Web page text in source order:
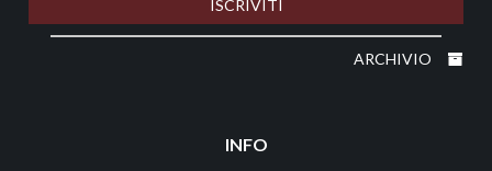
ISCRIVITI
ARCHIVIO
INFO